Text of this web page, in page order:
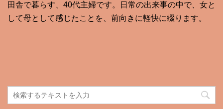
田舎で暮らす、40代主婦です。日常の出来事の中で、女と
して母として感じたことを、前向きに軽快に綴ります。